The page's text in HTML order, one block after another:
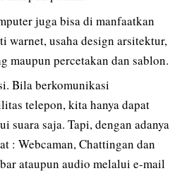
juga bisa di manfaatkan
warnet, usaha design arsitektur,
maupun percetakan dan sablon.
Bila berkomunikasi
telepon, kita hanya dapat
suara saja. Tapi, dengan adanya
: Webcaman, Chattingan dan
ataupun audio melalui e-mail